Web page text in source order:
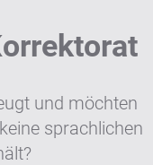
und möchten
sprachlichen